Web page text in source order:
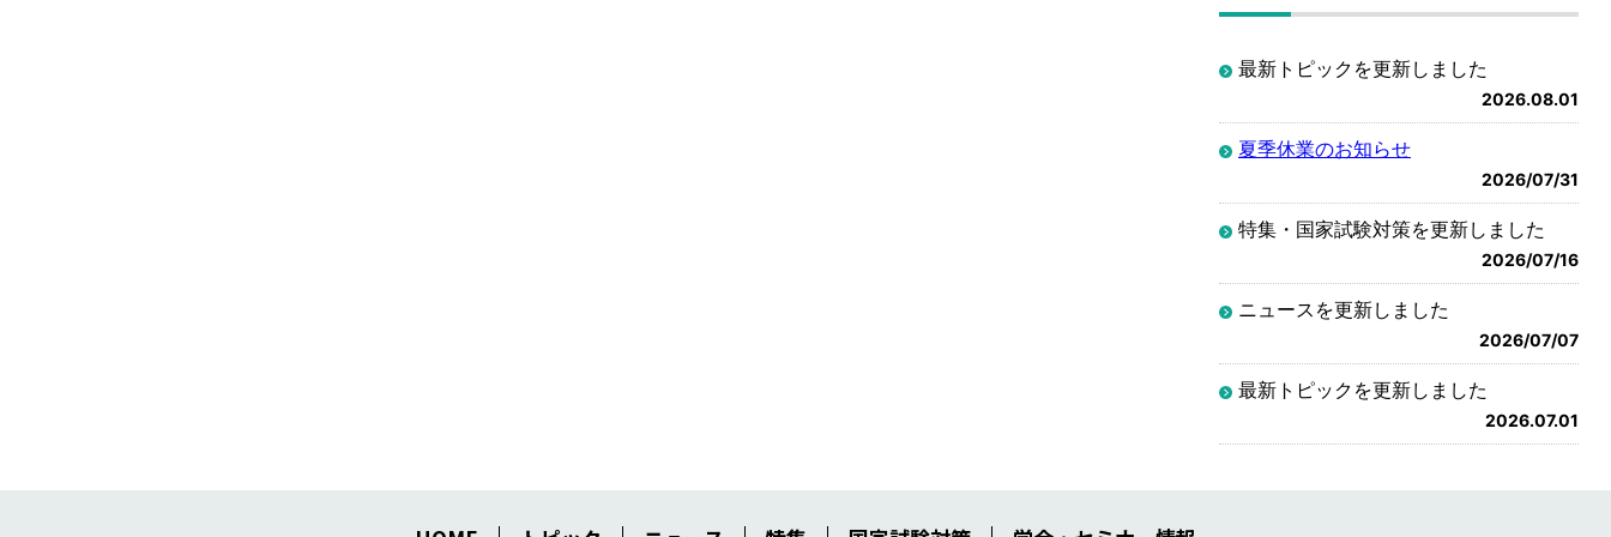
最新トピックを更新しました
2026.08.01
夏季休業のお知らせ
2026/07/31
特集・国家試験対策を更新しました
2026/07/16
ニュースを更新しました
2026/07/07
最新トピックを更新しました
2026.07.01